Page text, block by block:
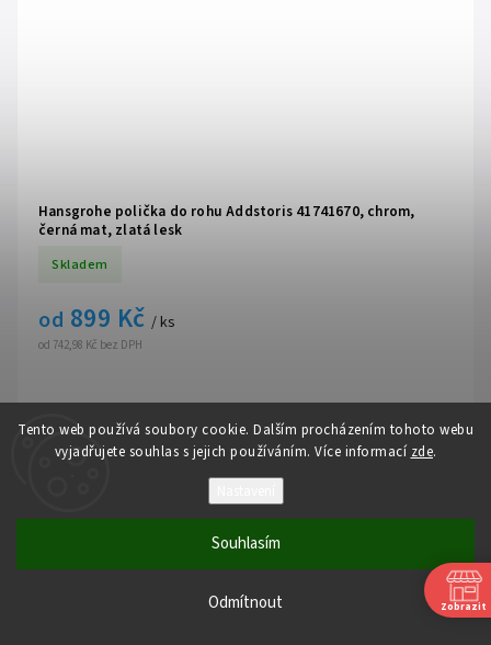
Tento web používá soubory cookie. Dalším procházením tohoto webu
vyjadřujete souhlas s jejich používáním. Více informací zde.
Odmítnout
Souhlasím
Hansgrohe polička do rohu Addstoris 41741670, chrom,
černá mat, zlatá lesk
Skladem
od 742,98 Kč bez DPH
od 899 Kč / ks
Zobrazit